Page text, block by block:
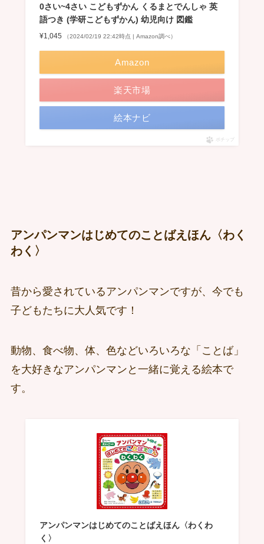
0さい~4さい こどもずかん くるまとでんしゃ 英
語つき (学研こどもずかん) 幼児向け 図鑑
¥1,045 （2024/02/19 22:42時点 | Amazon調べ）
Amazon
楽天市場
絵本ナビ
ポチップ
アンパンマンはじめてのことばえほん〈わく
わく〉
昔から愛されているアンパンマンですが、今でも
子どもたちに大人気です！
動物、食べ物、体、色などいろいろな「ことば」
を大好きなアンパンマンと一緒に覚える絵本で
す。
アンパンマンはじめてのことばえほん〈わくわ
く〉